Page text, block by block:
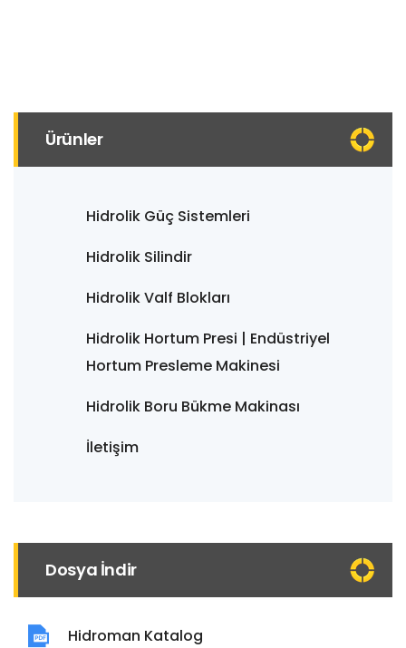
Ürünler
Hidrolik Güç Sistemleri
Hidrolik Silindir
Hidrolik Valf Blokları
Hidrolik Hortum Presi | Endüstriyel
Hortum Presleme Makinesi
Hidrolik Boru Bükme Makinası
İletişim
Dosya İndir
Hidroman Katalog